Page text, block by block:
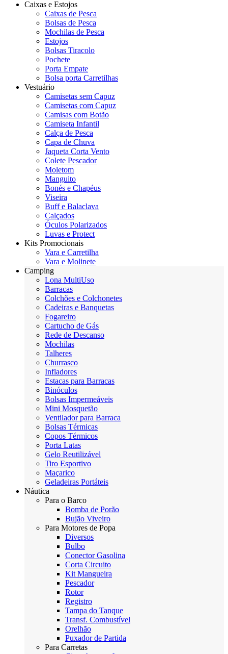
Caixas e Estojos
Caixas de Pesca
Bolsas de Pesca
Mochilas de Pesca
Estojos
Bolsas Tiracolo
Pochete
Porta Empate
Bolsa porta Carretilhas
Vestuário
Camisetas sem Capuz
Camisetas com Capuz
Camisas com Botão
Camiseta Infantil
Calça de Pesca
Capa de Chuva
Jaqueta Corta Vento
Colete Pescador
Moletom
Manguito
Bonés e Chapéus
Viseira
Buff e Balaclava
Calçados
Óculos Polarizados
Luvas e Protect
Kits Promocionais
Vara e Carretilha
Vara e Molinete
Camping
Lona MultiUso
Barracas
Colchões e Colchonetes
Cadeiras e Banquetas
Fogareiro
Cartucho de Gás
Rede de Descanso
Mochilas
Talheres
Churrasco
Infladores
Estacas para Barracas
Binóculos
Bolsas Impermeáveis
Mini Mosquetão
Ventilador para Barraca
Bolsas Térmicas
Copos Térmicos
Porta Latas
Gelo Reutilizável
Tiro Esportivo
Maçarico
Geladeiras Portáteis
Náutica
Para o Barco
Bomba de Porão
Bujão Viveiro
Para Motores de Popa
Diversos
Bulbo
Conector Gasolina
Corta Circuito
Kit Mangueira
Pescador
Rotor
Registro
Tampa do Tanque
Transf. Combustível
Orelhão
Puxador de Partida
Para Carretas